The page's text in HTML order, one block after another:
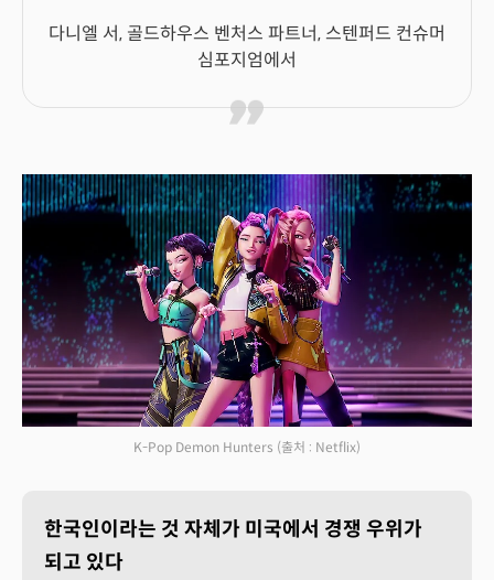
다니엘 서, 골드하우스 벤처스 파트너, 스텐퍼드 컨슈머
심포지엄에서
K-Pop Demon Hunters (출처 : Netflix)
한국인이라는 것 자체가 미국에서 경쟁 우위가
되고 있다